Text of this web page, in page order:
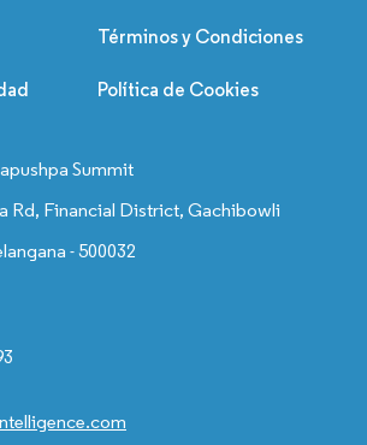
Términos y Condiciones
Política de Cookies
Summit
Rd, Financial District, Gachibowli
- 500032